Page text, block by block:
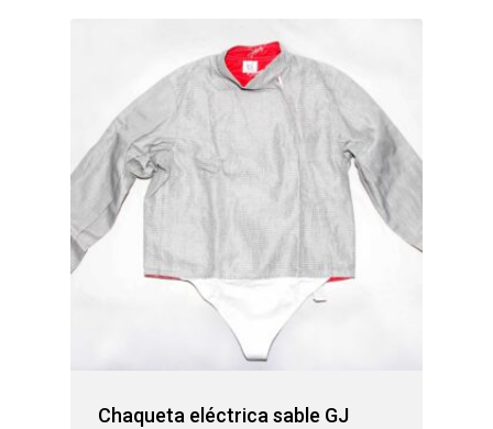
Chaqueta eléctrica sable GJ